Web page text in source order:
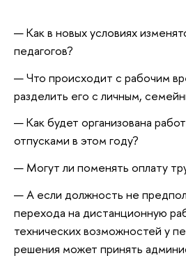
Как в новых условиях
педагогов?
Что происходит с рабочим
разделить его с личным,
Как будет организована
отпусками в этом году?
Могут ли поменять оплату
А если должность не
перехода на дистанционную
технических возможностей у
решения может принять